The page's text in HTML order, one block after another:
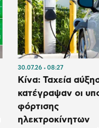
30.07.26 08:27
Κίνα: Ταχεία
κατέγραψαν οι
φόρτισης
ηλεκτροκίνητων